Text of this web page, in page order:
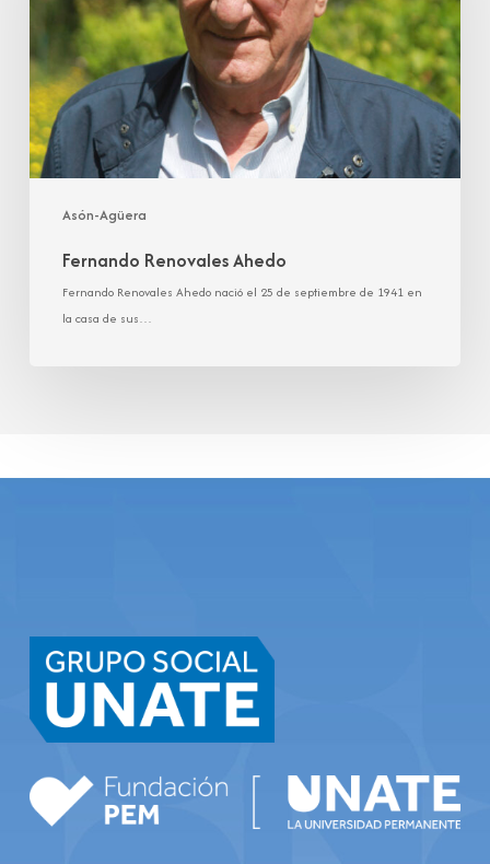
Asón-Agüera
Fernando Renovales Ahedo
Fernando Renovales Ahedo nació el 25 de septiembre de 1941 en
la casa de sus…